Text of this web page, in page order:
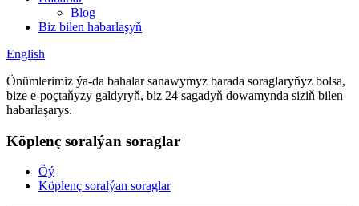
Blog
Biz bilen habarlaşyň
English
Önümlerimiz ýa-da bahalar sanawymyz barada soraglaryňyz bolsa,
bize e-poçtaňyzy galdyryň, biz 24 sagadyň dowamynda siziň bilen
habarlaşarys.
Köplenç soralýan soraglar
Öý
Köplenç soralýan soraglar